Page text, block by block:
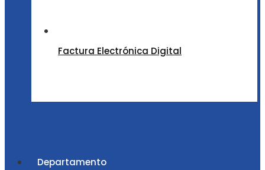
Factura Electrónica Digital
Departamento